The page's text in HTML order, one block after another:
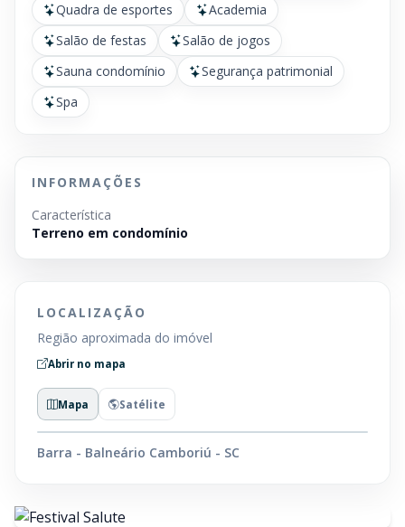
Quadra de esportes
Academia
Salão de festas
Salão de jogos
Sauna condomínio
Segurança patrimonial
Spa
INFORMAÇÕES
Característica
Terreno em condomínio
LOCALIZAÇÃO
Região aproximada do imóvel
Abrir no mapa
Mapa Satélite
Barra - Balneário Camboriú - SC